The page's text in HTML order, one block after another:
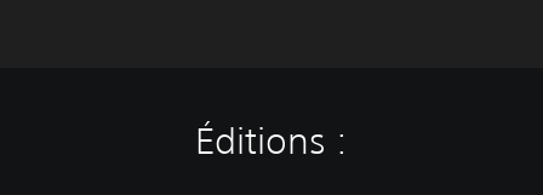
Éditions :